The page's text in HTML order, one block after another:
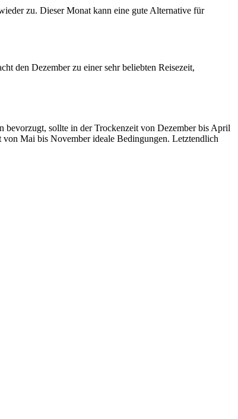
zu. Dieser Monat kann eine gute Alternative für
den Dezember zu einer sehr beliebten Reisezeit,
bevorzugt, sollte in der Trockenzeit von Dezember bis April
Mai bis November ideale Bedingungen. Letztendlich